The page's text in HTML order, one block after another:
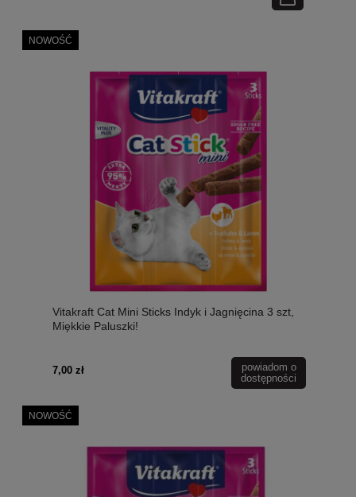
Vitakraft Cat Mini Sticks Indyk i Jagnięcina 3 szt,
Miękkie Paluszki!
7,00 zł
powiadom o
dostępności
NOWOŚĆ
NOWOŚĆ